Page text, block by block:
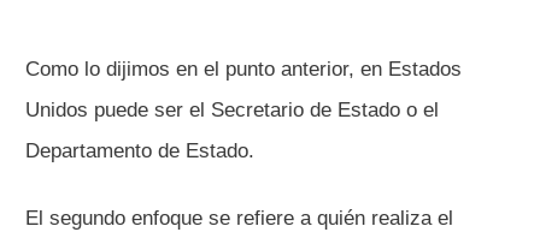
Como lo dijimos en el punto anterior, en Estados
Unidos puede ser el Secretario de Estado o el
Departamento de Estado.
El segundo enfoque se refiere a quién realiza el